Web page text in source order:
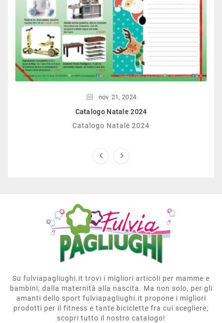
nov 21, 2024
Catalogo Natale 2024
Catalogo Natale 2024
 
Su fulviapagliughi.it trovi i migliori articoli per mamme e
bambini, dalla maternità alla nascita. Ma non solo, per gli
amanti dello sport fulviapagliughi.it propone i migliori
prodotti per il fitness e tante biciclette fra cui scegliere;
scopri tutto il nostro catalogo!